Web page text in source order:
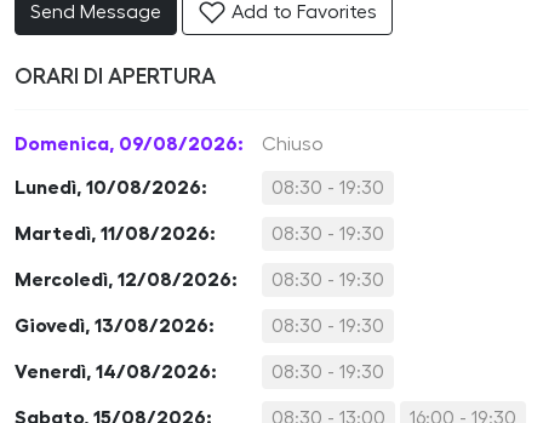
Send Message Add to Favorites
ORARI DI APERTURA
Domenica, 09/08/2026: Chiuso
Lunedì, 10/08/2026: 08:30 - 19:30
Martedì, 11/08/2026: 08:30 - 19:30
Mercoledì, 12/08/2026: 08:30 - 19:30
Giovedì, 13/08/2026: 08:30 - 19:30
Venerdì, 14/08/2026: 08:30 - 19:30
Sabato, 15/08/2026: 08:30 - 13:00 16:00 - 19:30